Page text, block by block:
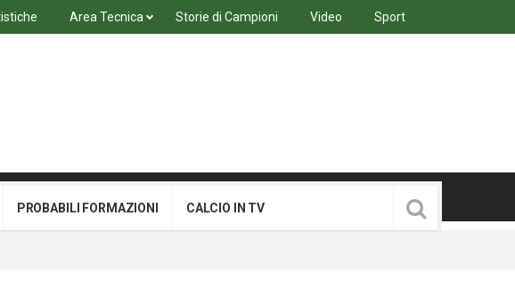
Area Tecnica Storie di Campioni Video Sport
PROBABILI FORMAZIONI CALCIO IN TV